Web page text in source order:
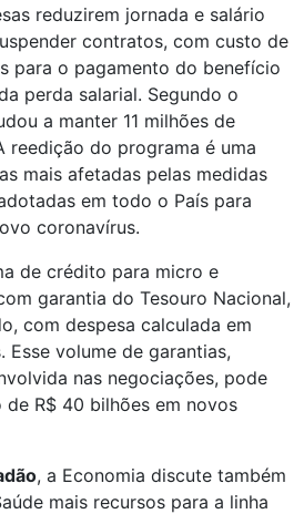
reduzirem jornada e salário
contratos, com custo de
para o pagamento do benefício
perda salarial. Segundo o
a manter 11 milhões de
reedição do programa é uma
mais afetadas pelas medidas
em todo o País para
coronavírus.
de crédito para micro e
garantia do Tesouro Nacional,
com despesa calculada em
Esse volume de garantias,
nas negociações, pode
de R$ 40 bilhões em novos
, a Economia discute também
mais recursos para a linha